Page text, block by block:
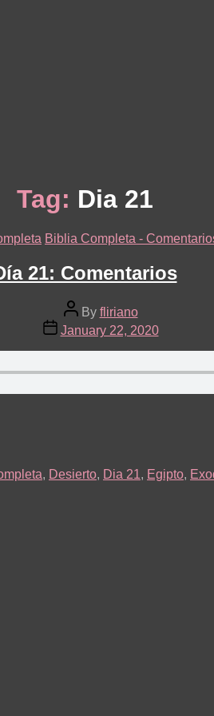
Tag: Dia 21
Categories
Biblia Completa -
21: Comentarios
Post
author
By fliriano
Post
date
January 22, 2020
, Desierto, Dia 21, Egipto,